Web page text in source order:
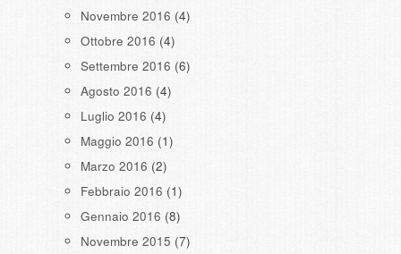
Novembre 2016 (4)
Ottobre 2016 (4)
Settembre 2016 (6)
Agosto 2016 (4)
Luglio 2016 (4)
Maggio 2016 (1)
Marzo 2016 (2)
Febbraio 2016 (1)
Gennaio 2016 (8)
Novembre 2015 (7)